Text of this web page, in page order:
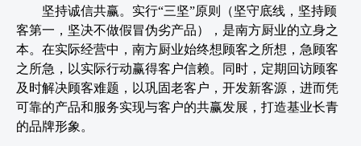
坚持诚信共赢。实行“三坚”原则（坚守底线，坚持顾
客第一，坚决不做假冒伪劣产品），是南方厨业的立身之
本。在实际经营中，南方厨业始终想顾客之所想，急顾客
之所急，以实际行动赢得客户信赖。同时，定期回访顾客
及时解决顾客难题，以巩固老客户，开发新客源，进而凭
可靠的产品和服务实现与客户的共赢发展，打造基业长青
的品牌形象。